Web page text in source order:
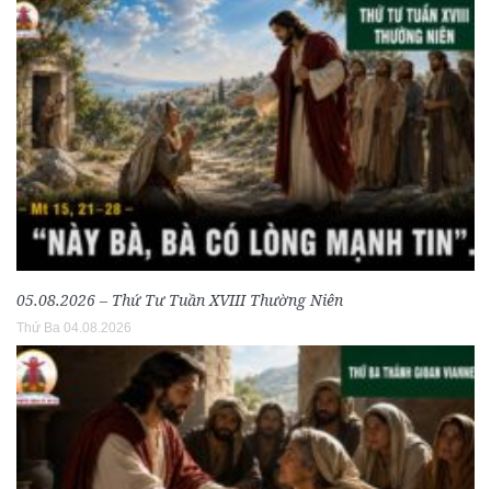
05.08.2026 – Thứ Tư Tuần XVIII Thường Niên
Thứ Ba 04.08.2026